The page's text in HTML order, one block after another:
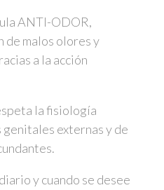
ANTI-ODOR,
de malos olores y
a la acción
la fisiología
genitales externas y de
y cuando se desee